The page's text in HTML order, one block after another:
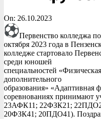
On: 26.10.2023
Первенство колледжа
октября 2023 года в
колледже стартовало
среди юношей
специальностей
дополнительного
образования» «Адаптивная
соревнованиях принимают
23АФК11; 22ФЗК21;
20ФЗК41; 20ПДО41).